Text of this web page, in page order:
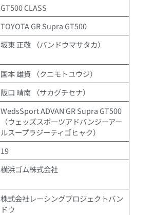
GT500 CLASS
TOYOTA GR Supra GT500
坂東 正敬 （バンドウマサタカ）
国本 雄資 （クニモトユウジ）
阪口 晴南 （サカグチセナ）
WedsSport ADVAN GR Supra GT500
（ウェッズスポーツアドバンジーアー
ルスープラジーティゴヒャク）
19
横浜ゴム株式会社
株式会社レーシングプロジェクトバン
ドウ